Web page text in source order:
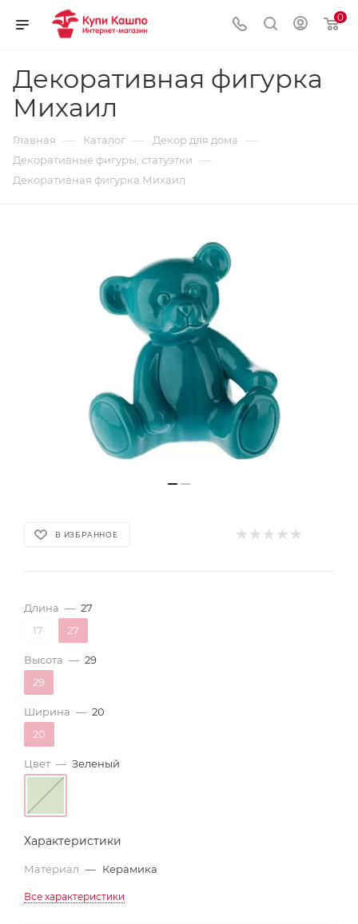
0
Декоративная фигурка
Михаил
Главная — Каталог — Декор для дома —
Декоративные фигуры, статуэтки —
Декоративная фигурка Михаил
В ИЗБРАННОЕ
Длина — 27
17
27
Высота — 29
29
Ширина — 20
20
Цвет — Зеленый
Характеристики
Материал — Керамика
Все характеристики